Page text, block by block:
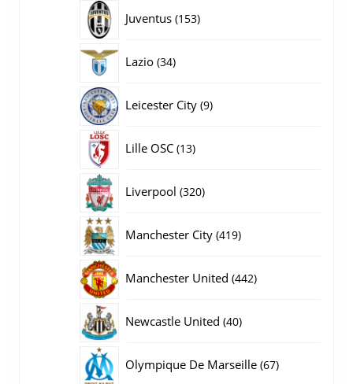
Juventus 153153
Lazio 3434
Leicester City 99
Lille OSC 1313
Liverpool 320320
Manchester City 419419
Manchester United 442442
Newcastle United 4040
Olympique De Marseille 6767